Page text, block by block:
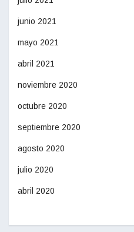
junio 2021
mayo 2021
abril 2021
noviembre 2020
octubre 2020
septiembre 2020
agosto 2020
julio 2020
abril 2020